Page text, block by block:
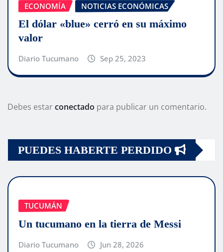
ECONOMÍA NOTICIAS ECONÓMICAS
El dólar «blue» cerró en su máximo
valor
Diario Tucumano Sep 25, 2023
Debes estarconectado para publicar un comentario.
PUEDES HABERTE PERDIDO
TUCUMÁN
Un tucumano en la tierra de Messi
Diario Tucumano Jun 28, 2026